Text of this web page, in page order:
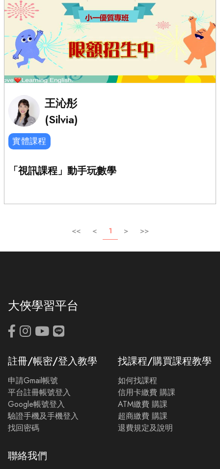
王沁彤
(Silvia)
實體課程
「視訊課程」動手玩數學
<< < 1 > >>
大俠學習平台
註冊/帳密/登入教學
申請Gmail帳號
平台註冊帳號登入
Google帳號登入
驗證手機及手機登入
找回密碼
找課程/購買課程教學
如何找課程
信用卡繳費 購課
ATM繳費 購課
超商繳費 購課
退費規定及說明
聯絡我們